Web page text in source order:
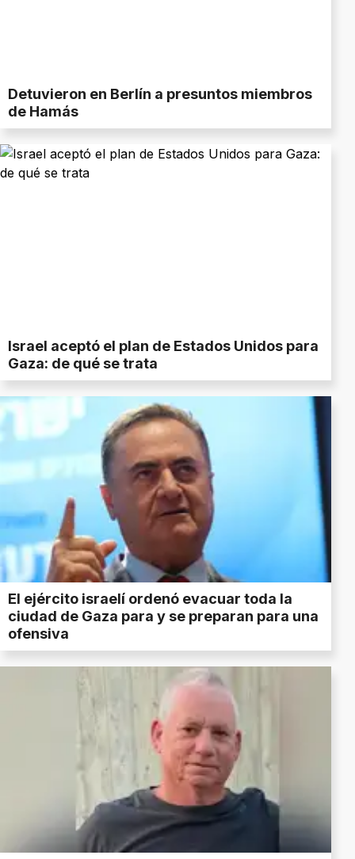
Detuvieron en Berlín a presuntos miembros
de Hamás
Israel aceptó el plan de Estados Unidos para
Gaza: de qué se trata
El ejército israelí ordenó evacuar toda la
ciudad de Gaza para y se preparan para una
ofensiva